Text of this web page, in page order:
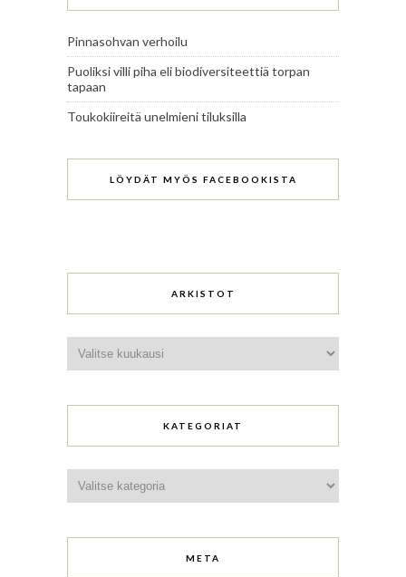
Pinnasohvan verhoilu
Puoliksi villi piha eli biodiversiteettiä torpan
tapaan
Toukokiireitä unelmieni tiluksilla
LÖYDÄT MYÖS FACEBOOKISTA
ARKISTOT
KATEGORIAT
META